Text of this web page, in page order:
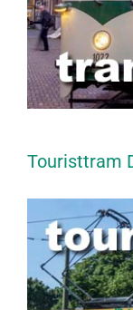
Touristtram